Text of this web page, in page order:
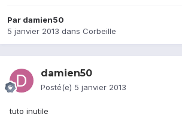
Par damien50
5 janvier 2013 dans Corbeille
damien50
Posté(e) 5 janvier 2013
tuto inutile